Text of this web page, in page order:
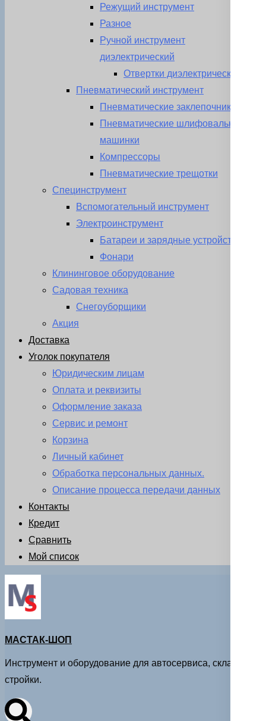
Режущий инструмент
Разное
Ручной инструмент
диэлектрический
Отвертки диэлектрические
Пневматический инструмент
Пневматические заклепочники
Пневматические шлифовальные
машинки
Компрессоры
Пневматические трещотки
Специнструмент
Вспомогательный инструмент
Электроинструмент
Батареи и зарядные устройства
Фонари
Клининговое оборудование
Садовая техника
Снегоуборщики
Акция
Доставка
Уголок покупателя
Юридическим лицам
Оплата и реквизиты
Оформление заказа
Сервис и ремонт
Корзина
Личный кабинет
Обработка персональных данных.
Описание процесса передачи данных
Контакты
Кредит
Сравнить
Мой список
МАСТАК-ШОП
Инструмент и оборудование для автосервиса, склада и
стройки.